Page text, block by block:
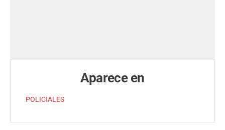
Aparece en
POLICIALES